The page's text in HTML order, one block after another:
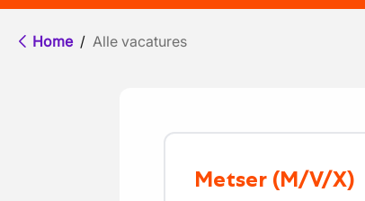
Home / Alle vacatures
Metser (M/V/X)